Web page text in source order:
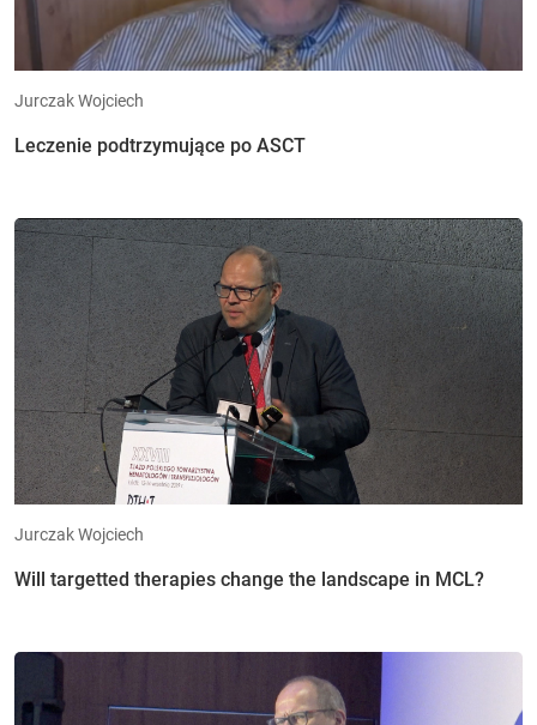
Jurczak Wojciech
Leczenie podtrzymujące po ASCT
Jurczak Wojciech
Will targetted therapies change the landscape in MCL?